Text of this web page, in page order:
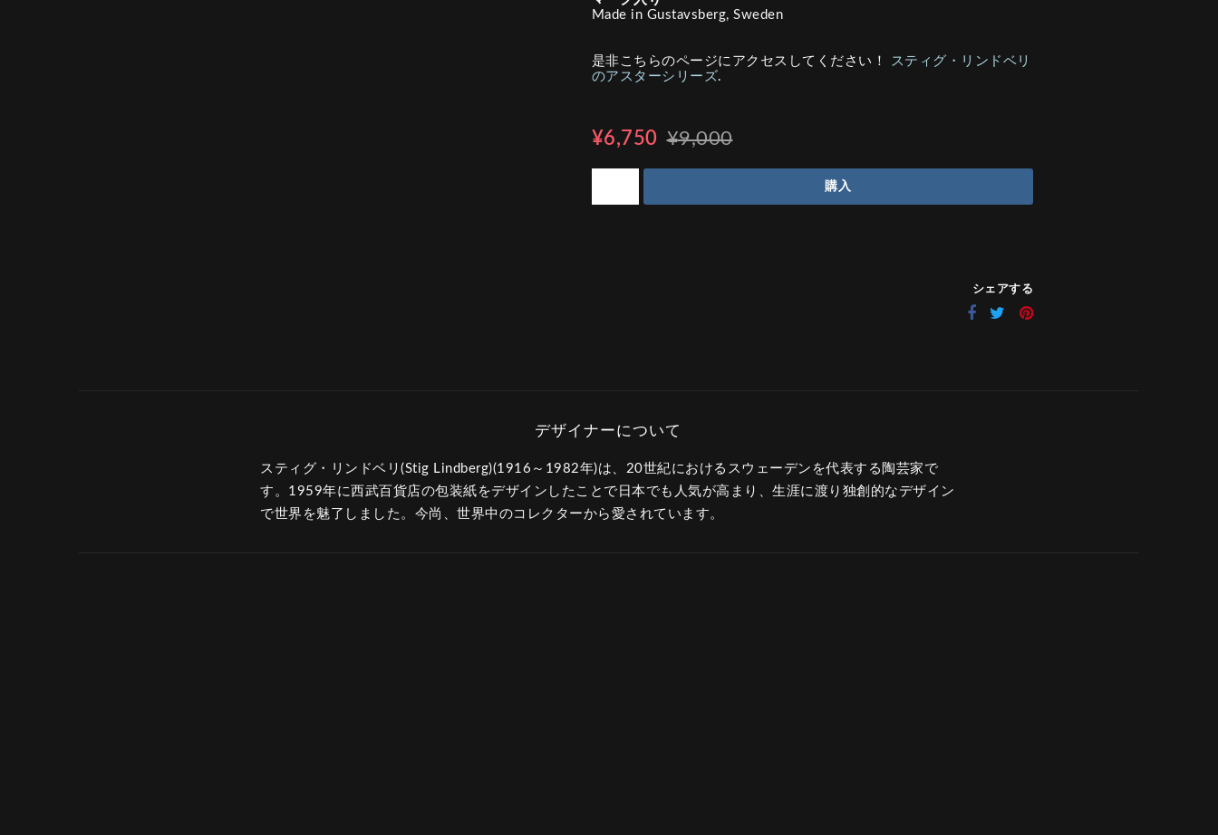
Made in Gustavsberg, Sweden
是非こちらのページにアクセスしてください！ スティグ・リンドベリ
のアスターシリーズ.
¥9,000
¥6,750
購入
シェアする
スティグ・リンドベリ(Stig Lindberg)(1916～1982年)は、20世紀におけるスウェーデンを代表する陶芸家で
す。1959年に西武百貨店の包装紙をデザインしたことで日本でも人気が高まり、生涯に渡り独創的なデザイン
で世界を魅了しました。今尚、世界中のコレクターから愛されています。